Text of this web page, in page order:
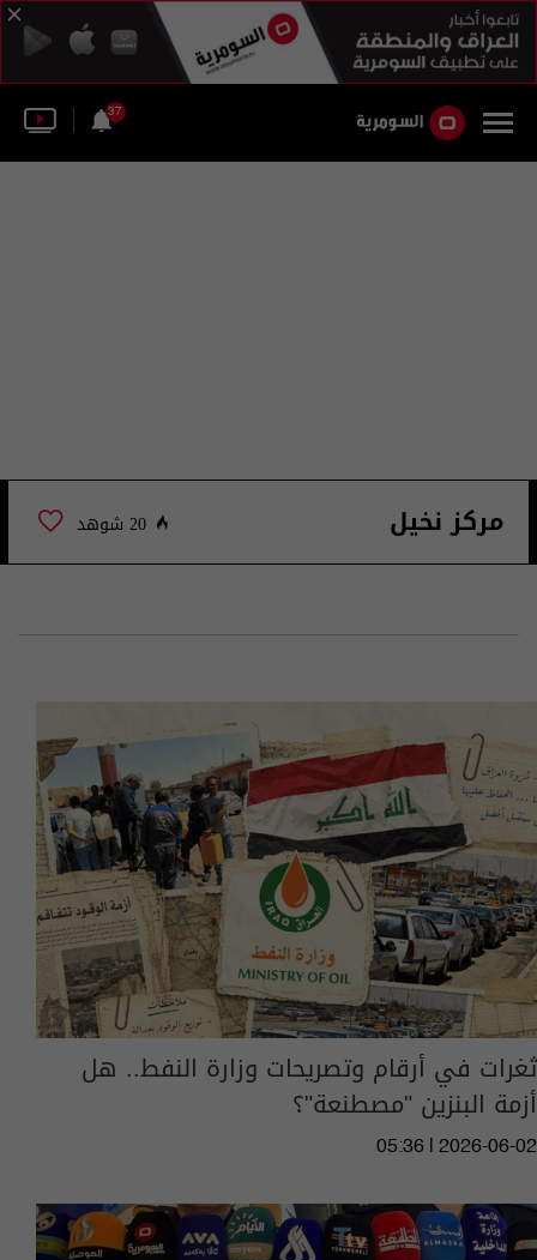
37
مركز نخيل 20 شوهد
ثغرات في أرقام وتصريحات وزارة النفط.. هل
أزمة البنزين "مصطنعة"؟
05:36 | 2026-06-02